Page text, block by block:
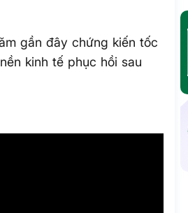
gần đây chứng kiến tốc
kinh tế phục hồi sau